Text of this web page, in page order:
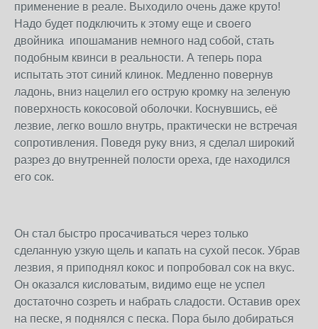
применение в реале. Выходило очень даже круто!
Надо будет подключить к этому еще и своего
двойника ипошаманив немного над собой, стать
подобным квинси в реальности. А теперь пора
испытать этот синий клинок. Медленно повернув
ладонь, вниз нацелил его острую кромку на зеленую
поверхность кокосовой оболочки. Коснувшись, её
лезвие, легко вошло внутрь, практически не встречая
сопротивления. Поведя руку вниз, я сделал широкий
разрез до внутренней полости ореха, где находился
его сок.
Он стал быстро просачиваться через только
сделанную узкую щель и капать на сухой песок. Убрав
лезвия, я приподнял кокос и попробовал сок на вкус.
Он оказался кисловатым, видимо еще не успел
достаточно созреть и набрать сладости. Оставив орех
на песке, я поднялся с песка. Пора было добираться